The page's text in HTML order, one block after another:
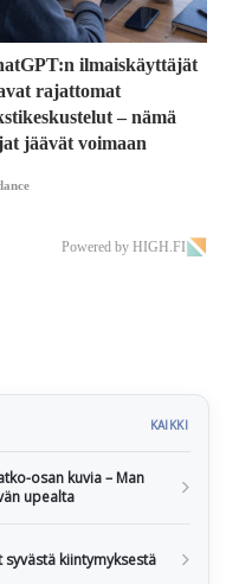
ilmaiskäyttäjät
rajattomat
– nämä
jäävät voimaan
Powered by HIGH.FI
KAIKKI
osan kuvia – Man
upealta
kiintymyksestä